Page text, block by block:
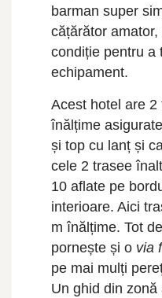
barman super
cățărător
condiție pentru a
echipament.
Acest hotel are 2
înălțime
și top cu lanț și
cele 2 trasee
10 aflate pe
interioare. Aici
m înălțime. Tot
pornește și o via
pe mai mulți
Un ghid din